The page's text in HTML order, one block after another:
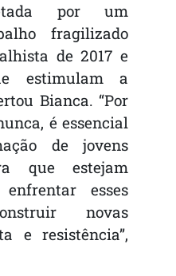
por um
fragilizado
de 2017 e
estimulam a
Bianca. “Por
é essencial
de jovens
que estejam
esses
novas
e resistência”,